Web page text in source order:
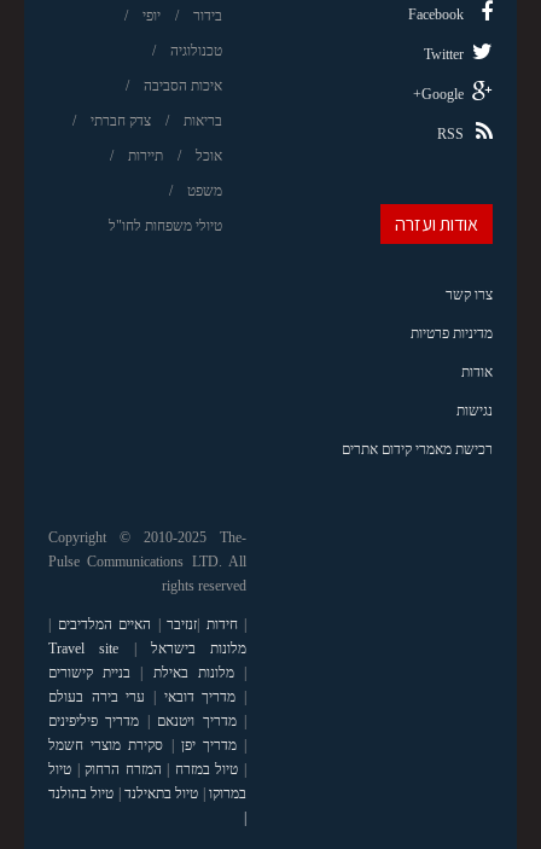
בידור יופי
טכנולוגיה
איכות הסביבה
בריאות צדק חברתי
אוכל תיירות
משפט
טיולי משפחות לחו"ל
Facebook
Twitter
Google+
RSS
אודות ועזרה
צרו קשר
מדיניות פרטיות
אודות
נגישות
רכישת מאמרי קידום אתרים
Copyright © 2010-2025 The-
Pulse Communications LTD. All
rights reserved
|חידות זנזיבר האיים המלדיבים
מלונות בישראל
Travel site
|מלונות באילת
בניית קישורים
מדריך דובאי
ערי בירה בעולם
|מדריך ויטנאם
מדריך פיליפינים
|מדריך יפן
סקירת מוצרי חשמל
טיול במזרח המזרח הרחוק| טיול
במרוקו| טיול בתאילנד| טיול בהולנד